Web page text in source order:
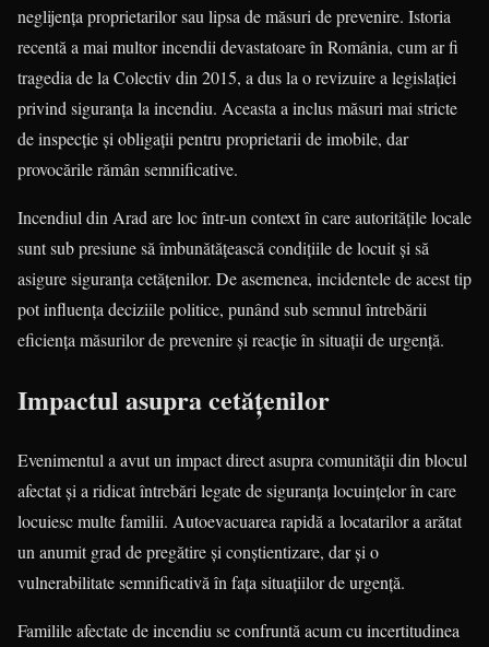
neglijența proprietarilor sau lipsa de măsuri de prevenire. Istoria
recentă a mai multor incendii devastatoare în România, cum ar fi
tragedia de la Colectiv din 2015, a dus la o revizuire a legislației
privind siguranța la incendiu. Aceasta a inclus măsuri mai stricte
de inspecție și obligații pentru proprietarii de imobile, dar
provocările rămân semnificative.
Incendiul din Arad are loc într-un context în care autoritățile locale
sunt sub presiune să îmbunătățească condițiile de locuit și să
asigure siguranța cetățenilor. De asemenea, incidentele de acest tip
pot influența deciziile politice, punând sub semnul întrebării
eficiența măsurilor de prevenire și reacție în situații de urgență.
Impactul asupra cetățenilor
Evenimentul a avut un impact direct asupra comunității din blocul
afectat și a ridicat întrebări legate de siguranța locuințelor în care
locuiesc multe familii. Autoevacuarea rapidă a locatarilor a arătat
un anumit grad de pregătire și conștientizare, dar și o
vulnerabilitate semnificativă în fața situațiilor de urgență.
Familile afectate de incendiu se confruntă acum cu incertitudinea